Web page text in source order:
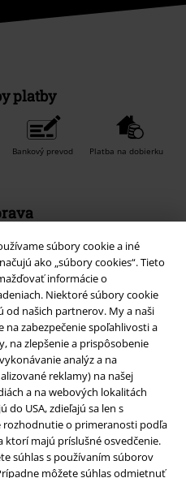
súbory cookie a iné
ako „súbory cookies“. Tieto
informácie o
Niektoré súbory cookie
od našich partnerov. My a naši
zabezpečenie spoľahlivosti a
na zlepšenie a prispôsobenie
analýz a na
reklamy) na našej
a na webových lokalitách
do USA, zdieľajú sa len s
o primeranosti podľa
ktorí majú príslušné osvedčenie.
súhlas s používaním súborov
môžete súhlas odmietnuť
platby
Bankový prevod Platba na dobierku
EMP
zdarma a využite všetky nové
výhody!
Company